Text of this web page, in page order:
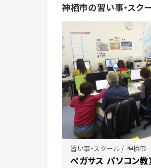
神栖市の習い事・スク
習い事・スクール / 神栖市
ペガサス パソコン教